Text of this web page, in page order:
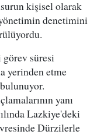
kişisel olarak
denetimini
görev süresi
yerinden etme
yanı
Lazkiye'deki
Dürzilerle